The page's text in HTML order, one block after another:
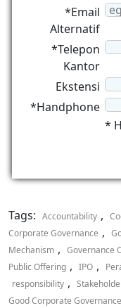
*Email
Alternatif
*Telepon
Kantor
Ekstensi
*Handphone
*
Tags: Accountability ,
Corporate Governance ,
Mechanism , Governance
Public Offering , IPO ,
responsibility ,
Good Corporate Governance